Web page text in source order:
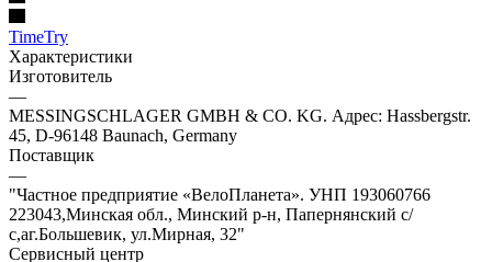
TimeTry
Характеристики
Изготовитель
—
MESSINGSCHLAGER GMBH & CO. KG. Адрес: Hassbergstr.
45, D-96148 Baunach, Germany
Поставщик
—
"Частное предприятие «ВелоПланета». УНП 193060766
223043,Минская обл., Минский р-н, Папернянский с/
с,аг.Большевик, ул.Мирная, 32"
Сервисный центр